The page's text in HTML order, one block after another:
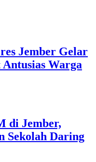
Jember Gelar
Warga
di Jember,
Sekolah Daring